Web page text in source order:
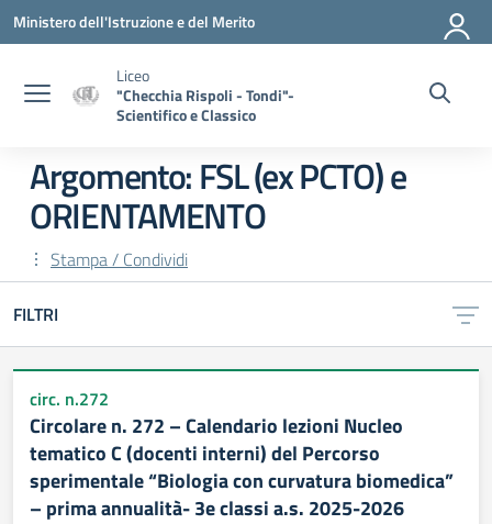
Vai ai contenuti
Vai al menu di navigazione
Vai al footer
Ministero dell'Istruzione e del Merito
Liceo
"Checchia Rispoli - Tondi"-
Scientifico e Classico
Argomento: FSL (ex PCTO) e
ORIENTAMENTO
Stampa / Condividi
FILTRI
circ. n.272
Circolare n. 272 – Calendario lezioni Nucleo
tematico C (docenti interni) del Percorso
sperimentale “Biologia con curvatura biomedica”
– prima annualità- 3e classi a.s. 2025-2026